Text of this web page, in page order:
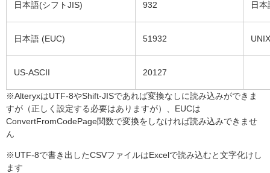
日本語(シフトJIS) 932 日
日本語 (EUC) 51932
US-ASCII 20127
※AlteryxはUTF-8やShift-JISであれば変換なしに読み込みができま
すが（正しく設定する必要はありますが）、EUCは
ConvertFromCodePage関数で変換をしなければ読み込みできませ
ん
※UTF-8で書き出したCSVファイルはExcelで読み込むと文字化けし
ます